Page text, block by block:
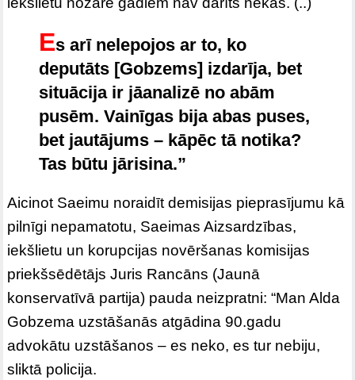
Es arī nelepojos ar to, ko
deputāts [Gobzems] izdarīja, bet
situācija ir jāanalizē no abām
pusēm. Vainīgas bija abas puses,
bet jautājums – kāpēc tā notika?
Tas būtu jārisina.”
Aicinot Saeimu noraidīt demisijas pieprasījumu kā
pilnīgi nepamatotu, Saeimas Aizsardzības,
iekšlietu un korupcijas novēršanas komisijas
priekšsēdētājs Juris Rancāns (Jaunā
konservatīvā partija) pauda neizpratni: “Man Alda
Gobzema uzstāšanās atgādina 90.gadu
advokātu uzstāšanos – es neko, es tur nebiju,
sliktā policija.